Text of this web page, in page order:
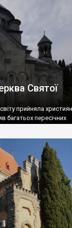
“Вино. Крим
вдосталь: воно все
Святої
прийняла
багатьох пересічних